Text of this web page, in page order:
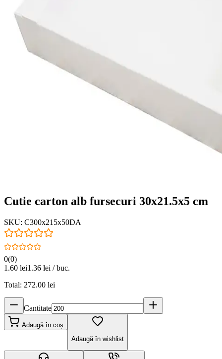
Cutie carton alb fursecuri 30x21.5x5 cm
SKU: C300x215x50DA
0(0)
1.60 lei1.36 lei / buc.
Total: 272.00 lei
Cantitate
Adaugă în coș
Adaugă în wishlist